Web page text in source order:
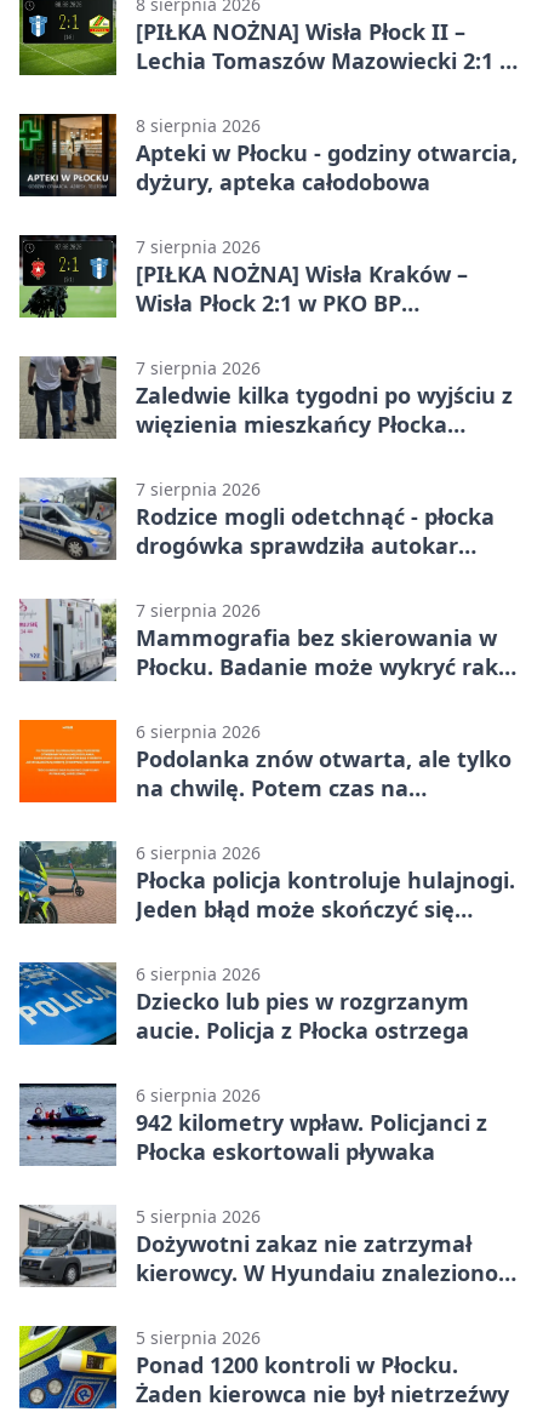
[PIŁKA NOŻNA] Wisła Płock II –
Lechia Tomaszów Mazowiecki 2:1 w
8 sierpnia 2026
Apteki w Płocku - godziny otwarcia,
dyżury, apteka całodobowa
7 sierpnia 2026
[PIŁKA NOŻNA] Wisła Kraków –
Wisła Płock 2:1 w PKO BP
rozstrzygnęli mecz przed przerwą
7 sierpnia 2026
Zaledwie kilka tygodni po wyjściu z
więzienia mieszkańcy Płocka
7 sierpnia 2026
Rodzice mogli odetchnąć - płocka
drogówka sprawdziła autokar
7 sierpnia 2026
Mammografia bez skierowania w
Płocku. Badanie może wykryć raka,
6 sierpnia 2026
Podolanka znów otwarta, ale tylko
na chwilę. Potem czas na
6 sierpnia 2026
Płocka policja kontroluje hulajnogi.
Jeden błąd może skończyć się
6 sierpnia 2026
Dziecko lub pies w rozgrzanym
aucie. Policja z Płocka ostrzega
6 sierpnia 2026
942 kilometry wpław. Policjanci z
Płocka eskortowali pływaka
5 sierpnia 2026
Dożywotni zakaz nie zatrzymał
kierowcy. W Hyundaiu znaleziono
5 sierpnia 2026
Ponad 1200 kontroli w Płocku.
Żaden kierowca nie był nietrzeźwy